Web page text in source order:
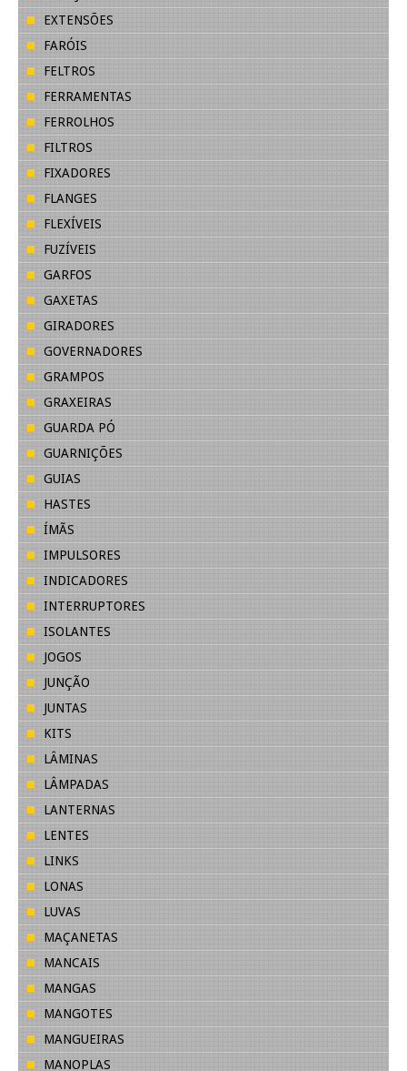
EXTENSÕES
FARÓIS
FELTROS
FERRAMENTAS
FERROLHOS
FILTROS
FIXADORES
FLANGES
FLEXÍVEIS
FUZÍVEIS
GARFOS
GAXETAS
GIRADORES
GOVERNADORES
GRAMPOS
GRAXEIRAS
GUARDA PÓ
GUARNIÇÕES
GUIAS
HASTES
ÍMÃS
IMPULSORES
INDICADORES
INTERRUPTORES
ISOLANTES
JOGOS
JUNÇÃO
JUNTAS
KITS
LÂMINAS
LÂMPADAS
LANTERNAS
LENTES
LINKS
LONAS
LUVAS
MAÇANETAS
MANCAIS
MANGAS
MANGOTES
MANGUEIRAS
MANOPLAS